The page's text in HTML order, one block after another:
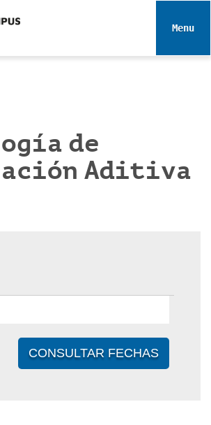
Toggle
de
Aditiva
CONSULTAR FECHAS